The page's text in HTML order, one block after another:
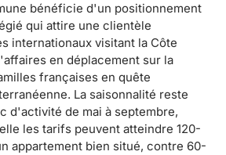
bénéficie d'un positionnement
qui attire une clientèle
internationaux visitant la Côte
en déplacement sur la
françaises en quête
La saisonnalité reste
d'activité de mai à septembre,
les tarifs peuvent atteindre 120-
appartement bien situé, contre 60-